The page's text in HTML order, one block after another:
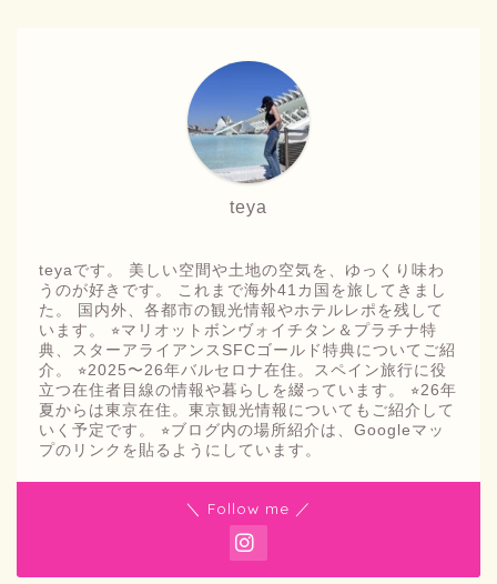
teya
teyaです。 美しい空間や土地の空気を、ゆっくり味わ
うのが好きです。 これまで海外41カ国を旅してきまし
た。 国内外、各都市の観光情報やホテルレポを残して
います。 ⭐︎マリオットボンヴォイチタン＆プラチナ特
典、スターアライアンスSFCゴールド特典についてご紹
介。 ⭐︎2025〜26年バルセロナ在住。スペイン旅行に役
立つ在住者目線の情報や暮らしを綴っています。 ⭐︎26年
夏からは東京在住。東京観光情報についてもご紹介して
いく予定です。 ⭐︎ブログ内の場所紹介は、Googleマッ
プのリンクを貼るようにしています。
＼ Follow me ／